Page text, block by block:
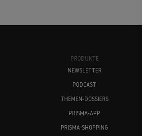
PRODUKTE
NEWSLETTER
PODCAST
THEMEN-DOSSIERS
PRISMA-APP
PRISMA-SHOPPING